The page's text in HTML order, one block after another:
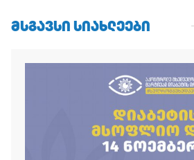
ᲛᲡᲒᲐᲕᲡᲘ ᲡᲘᲐᲮᲚᲔᲔᲑᲘ